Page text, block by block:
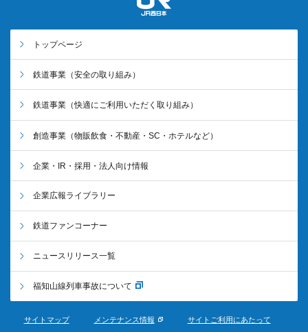
トップページ
鉄道事業 （安全の取り組み）
鉄道事業 （快適にご利用いただく取り組み）
創造事業 （物販飲食・不動産・SC・ホテルなど）
企業・IR・採用・法人向け情報
企業広報ライブラリー
鉄道ファンコーナー
ニュースリリース一覧
福知山線列車事故について
サイトマップ メンテナンス情報 サイトご利用にあたって